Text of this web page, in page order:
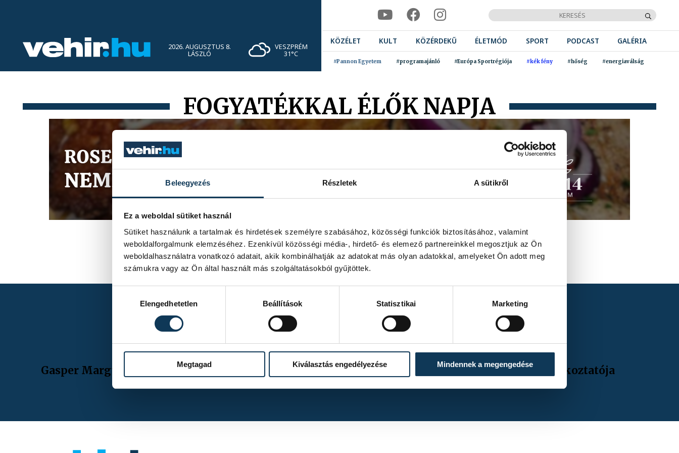
Beleegyezés Részletek A sütikről
Ez a weboldal sütiket használ
Sütiket használunk a tartalmak és hirdetések személyre szabásához, közösségi funkciók biztosításához, valamint
weboldalforgalmunk elemzéséhez. Ezenkívül közösségi média-, hirdető- és elemező partnereinkkel megosztjuk az Ön
weboldalhasználatra vonatkozó adatait, akik kombinálhatják az adatokat más olyan adatokkal, amelyeket Ön adott meg
számukra vagy az Ön által használt más szolgáltatásokból gyűjtöttek.
Elengedhetetlen
Beállítások Statisztikai Marketing
Megtagad Kiválasztás engedélyezése Mindennek a megengedése
2026. AUGUSZTUS 8.
LÁSZLÓ
VESZPRÉM
31°C
KÖZÉLET KULT KÖZÉRDEKŰ ÉLETMÓD SPORT PODCAST GALÉRIA
#Pannon Egyetem #programajánló #Európa Sportrégiója #kék fény #hőség #energiaválság
FOGYATÉKKAL ÉLŐK NAPJA
TOVÁBBI ALBUMOK
Gasper Marguc búcsúmérkőzése A One Veszprém idénynyitó sajtótájékoztatója